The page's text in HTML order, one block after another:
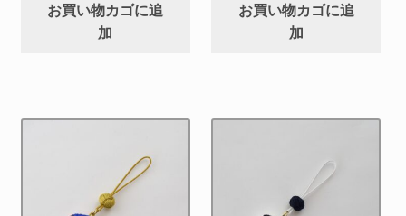
お買い物カゴに追
加
お買い物カゴに追
加